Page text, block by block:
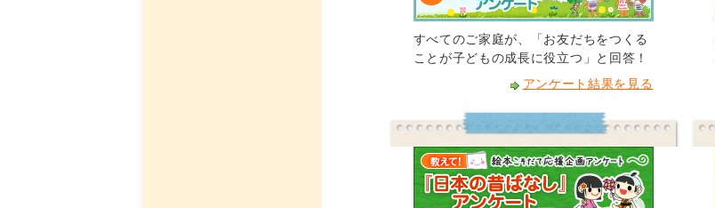
すべてのご家庭が、「お友だちをつくる
ことが子どもの成長に役立つ」と回答！
アンケート結果を見る